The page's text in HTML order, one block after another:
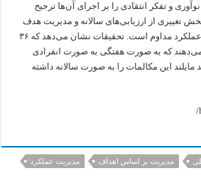
و تفکر انتقادی را بر اجرای آن‌ها ترجیح
تغییری از ارزیابی‌های سالانه و مدیریت هدف
به گفتگوها و بازخوردهای عملکرد مداوم است. تحقیقات نشان می‌دهد که ۳۶
می‌دهند که به صورت هفتگی به صورت انفرادی
و فقط ۳ درصد مایلند این مکالمات را به صورت سالانه داشته
مدیریت بر اساس اهداف مدیریت عملکرد